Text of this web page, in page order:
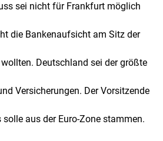
sei nicht für Frankfurt möglich
die Bankenaufsicht am Sitz der
Deutschland sei der größte
Versicherungen. Der Vorsitzende
aus der Euro-Zone stammen.